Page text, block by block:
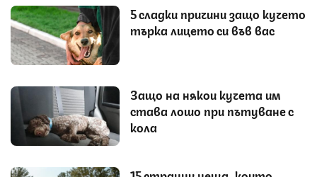
5 сладки причини защо кучето
търка лицето си във вас
Защо на някои кучета им
става лошо при пътуване с
кола